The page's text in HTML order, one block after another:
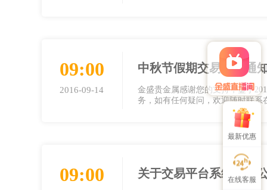
最新优惠
在线客服
09:00
2016-09-14
中秋节假期交易时间通
金盛贵金属感谢您的支持，鉴于
务，如有任何疑问，欢迎随时联系
09:00 关于交易平台系统升级